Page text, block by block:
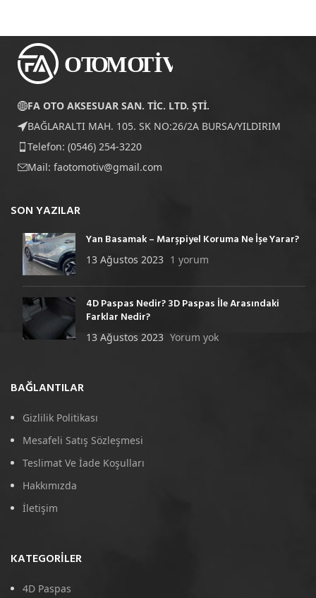
FA OTO AKSESUAR SAN. TİC. LTD. ŞTİ.
BAĞLARALTI MAH. 105. SK NO:26/2A BURSA/YILDIRIM
Telefon: (0546) 254-3220
Mail: faotomotiv@gmail.com
SON YAZILAR
Yan Basamak – Marşpiyel Koruma Ne İşe Yarar?
13 Ağustos 2023 1 yorum
4D Paspas Nedir? 3D Paspas İle Arasındaki
Farklar Nedir?
13 Ağustos 2023 Yorum yok
BAĞLANTILAR
Gizlilik Politikası
Mesafeli Satış Sözleşmesi
Teslimat Ve İade Koşulları
Hakkımızda
İletişim
KATEGORILER
4D Paspas